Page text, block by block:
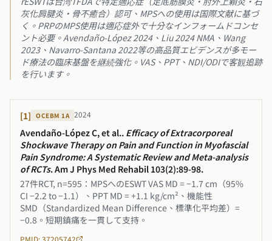
灰化肩腱炎・骨不癒合）認可、MPSへの使用は国際文献に基づ
く。PRPのMPS使用は適応症外で十分なインフォームドコンセ
ント必要。Avendaño-López 2024、Liu 2024 NMA、Wang
2023、Navarro-Santana 2022等の高品質エビデンスが多モー
ド療法の臨床基盤を継続強化。VAS、PPT、NDI/ODIで客観追跡
を行います。
[1] OCEBM 1A 2024
Avendaño-López C, et al.. Efficacy of Extracorporeal
Shockwave Therapy on Pain and Function in Myofascial
Pain Syndrome: A Systematic Review and Meta-analysis
of RCTs.Am J Phys Med Rehabil 103(2):89-98.
27件RCT, n=595：MPSへのESWT VAS MD = −1.7 cm（95%
CI −2.2 to −1.1）、PPT MD = +1.1 kg/cm²、機能性
SMD（Standardized Mean Difference、標準化平均差）=
−0.8。短期鎮痛を一貫して支持。
PMID: 37205742